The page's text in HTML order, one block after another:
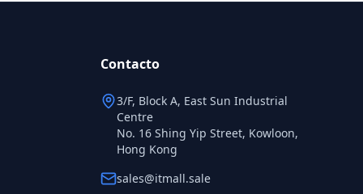
Contacto
3/F, Block A, East Sun Industrial
Centre
No. 16 Shing Yip Street, Kowloon,
Hong Kong
sales@itmall.sale